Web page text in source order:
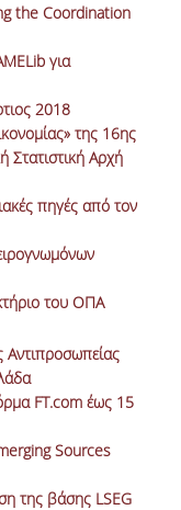
the Coordination
για
2018
της 16ης
Αρχή
πηγές από τον
του ΟΠΑ
FT.com έως 15
Sources
της βάσης LSEG